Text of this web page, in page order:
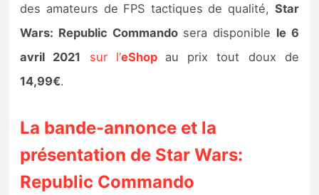
des amateurs de FPS tactiques de qualité, Star
Wars: Republic Commando sera disponible le 6
avril 2021
sur l’eShop
au prix tout doux de
14,99€.
La bande-annonce et la
présentation de Star Wars:
Republic Commando